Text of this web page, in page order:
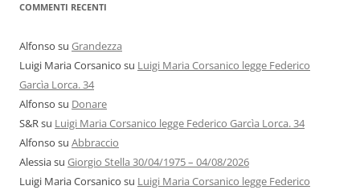
COMMENTI RECENTI
Alfonso su Grandezza
Luigi Maria Corsanico su Luigi Maria Corsanico legge Federico
Garcìa Lorca. 34
Alfonso su Donare
S&Rsu Luigi Maria Corsanico legge Federico Garcìa Lorca. 34
Alfonso su Abbraccio
Alessiasu Giorgio Stella 30/04/1975 – 04/08/2026
Luigi Maria Corsanico su Luigi Maria Corsanico legge Federico